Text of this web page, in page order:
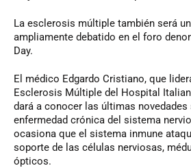
La esclerosis múltiple también será
ampliamente debatido en el foro
Day.
El médico Edgardo Cristiano, que
Esclerosis Múltiple del Hospital
dará a conocer las últimas novedades
enfermedad crónica del sistema
ocasiona que el sistema inmune
soporte de las células nerviosas,
ópticos.